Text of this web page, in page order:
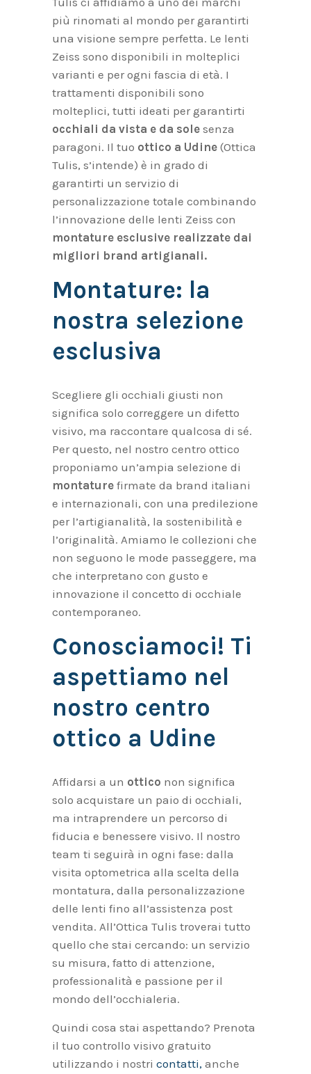
più rinomati al mondo per garantirti
una visione sempre perfetta. Le lenti
Zeiss sono disponibili in molteplici
varianti e per ogni fascia di età. I
trattamenti disponibili sono
molteplici, tutti ideati per garantirti
occhiali da vista e da sole senza
paragoni. Il tuo ottico a Udine (Ottica
Tulis, s’intende) è in grado di
garantirti un servizio di
personalizzazione totale combinando
l’innovazione delle lenti Zeiss con
montature esclusive realizzate dai
migliori brand artigianali.
Montature: la
nostra selezione
esclusiva
Scegliere gli occhiali giusti non
significa solo correggere un difetto
visivo, ma raccontare qualcosa di sé.
Per questo, nel nostro centro ottico
proponiamo un’ampia selezione di
montature firmate da brand italiani
e internazionali, con una predilezione
per l’artigianalità, la sostenibilità e
l’originalità. Amiamo le collezioni che
non seguono le mode passeggere, ma
che interpretano con gusto e
innovazione il concetto di occhiale
contemporaneo.
Conosciamoci! Ti
aspettiamo nel
nostro centro
ottico a Udine
Affidarsi a un ottico non significa
solo acquistare un paio di occhiali,
ma intraprendere un percorso di
fiducia e benessere visivo. Il nostro
team ti seguirà in ogni fase: dalla
visita optometrica alla scelta della
montatura, dalla personalizzazione
delle lenti fino all’assistenza post
vendita. All’Ottica Tulis troverai tutto
quello che stai cercando: un servizio
su misura, fatto di attenzione,
professionalità e passione per il
mondo dell’occhialeria.
Quindi cosa stai aspettando? Prenota
il tuo controllo visivo gratuito
utilizzando i nostri contatti, anche